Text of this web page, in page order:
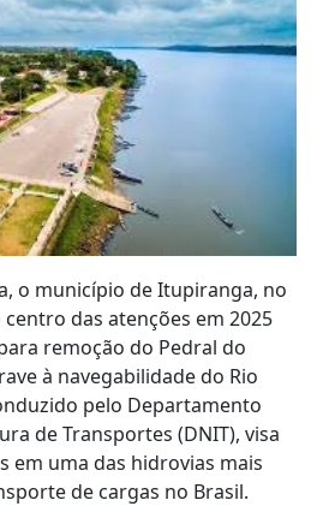
o município de Itupiranga, no
das atenções em 2025
remoção do Pedral do
à navegabilidade do Rio
pelo Departamento
de Transportes (DNIT), visa
em uma das hidrovias mais
de cargas no Brasil.